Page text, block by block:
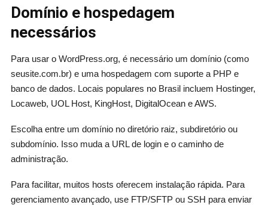
Domínio e hospedagem
necessários
Para usar o WordPress.org, é necessário um domínio (como
seusite.com.br) e uma hospedagem com suporte a PHP e
banco de dados. Locais populares no Brasil incluem Hostinger,
Locaweb, UOL Host, KingHost, DigitalOcean e AWS.
Escolha entre um domínio no diretório raiz, subdiretório ou
subdomínio. Isso muda a URL de login e o caminho de
administração.
Para facilitar, muitos hosts oferecem instalação rápida. Para
gerenciamento avançado, use FTP/SFTP ou SSH para enviar